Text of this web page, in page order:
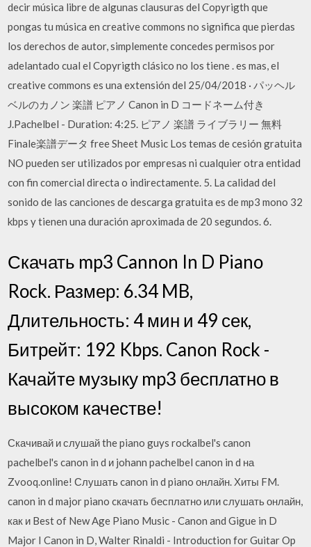
decir música libre de algunas clausuras del Copyrigth que
pongas tu música en creative commons no significa que pierdas
los derechos de autor, simplemente concedes permisos por
adelantado cual el Copyrigth clásico no los tiene . es mas, el
creative commons es una extensión del 25/04/2018 · パッヘル
ベルのカノン 楽譜 ピアノ Canon in D コードネーム付き
J.Pachelbel - Duration: 4:25. ピアノ 楽譜 ライブラリー 無料
Finale楽譜データ free Sheet Music Los temas de cesión gratuita
NO pueden ser utilizados por empresas ni cualquier otra entidad
con fin comercial directa o indirectamente. 5. La calidad del
sonido de las canciones de descarga gratuita es de mp3 mono 32
kbps y tienen una duración aproximada de 20 segundos. 6.
Скачать mp3 Cannon In D Piano
Rock. Размер: 6.34 MB,
Длительность: 4 мин и 49 сек,
Битрейт: 192 Kbps. Canon Rock -
Качайте музыку mp3 бесплатно в
высоком качестве!
Скачивай и слушай the piano guys rockalbel's canon
pachelbel's canon in d и johann pachelbel canon in d на
Zvooq.online! Слушать canon in d piano онлайн. Хиты FM.
canon in d major piano cкачать бесплатно или слушать онлайн,
как и Best of New Age Piano Music - Canon and Gigue in D
Major I Canon in D, Walter Rinaldi - Introduction for Guitar Op